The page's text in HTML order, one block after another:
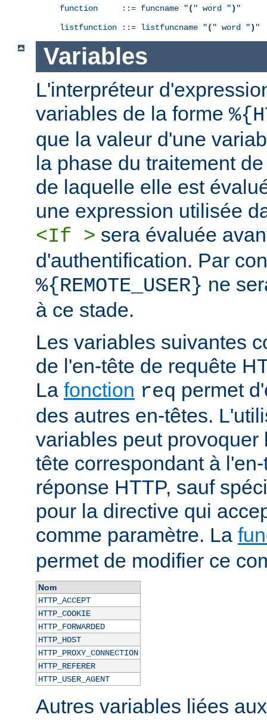
function     ::= funcname "( " word ") "
listfunction ::= listfuncname "( " word ") "
Variables
L'interpréteur
variables de la forme
que la valeur d'une
la phase du traitement
de laquelle elle est
une expression utilisée
<If > sera évaluée
d'authentification. Par
%{REMOTE_USER} ne
à ce stade.
Les variables suivantes
de l'en-tête de requête
La fonction req permet
des autres en-têtes.
variables peut provoquer
tête correspondant à
réponse HTTP, sauf
pour la directive qui
comme paramètre. La
permet de modifier ce
Nom
HTTP_ACCEPT
HTTP_COOKIE
HTTP_FORWARDED
HTTP_HOST
HTTP_PROXY_CONNECTION
HTTP_REFERER
HTTP_USER_AGENT
Autres variables liées